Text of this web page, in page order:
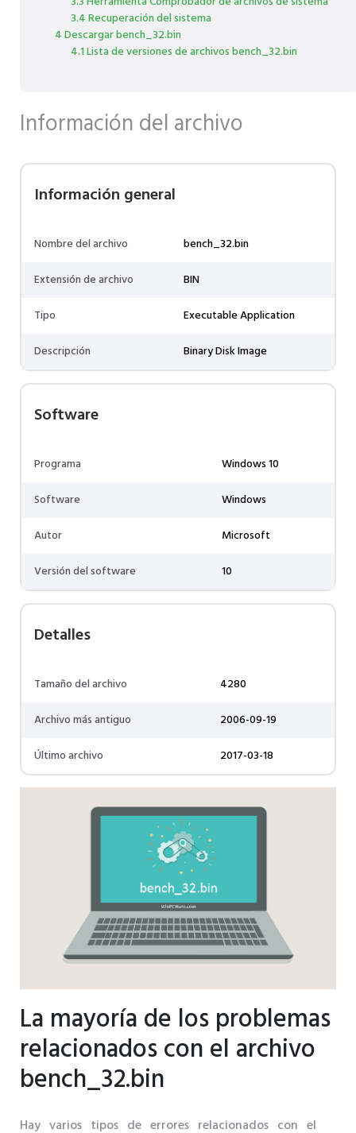
3.4 Recuperación del sistema
4 Descargar bench_32.bin
4.1 Lista de versiones de archivos bench_32.bin
Información del archivo
Información general
Nombre del archivo
bench_32.bin
Extensión de archivo
BIN
Tipo
Executable Application
Descripción
Binary Disk Image
Software
Programa
Windows 10
Software
Windows
Autor
Microsoft
Versión del software
10
Detalles
Tamaño del archivo
4280
Archivo más antiguo
2006-09-19
Último archivo
2017-03-18
La mayoría de los problemas
relacionados con el archivo
bench_32.bin
Hay varios tipos de errores relacionados con el